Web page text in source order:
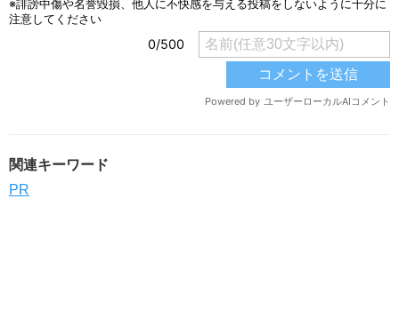
関連キーワード
PR